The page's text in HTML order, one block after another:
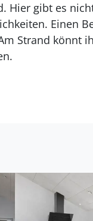
Hier gibt es
Einen
Strand könnt